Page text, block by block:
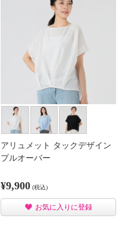
アリュメット タックデザイン
プルオーバー
¥9,900 (税込)
お気に入りに登録